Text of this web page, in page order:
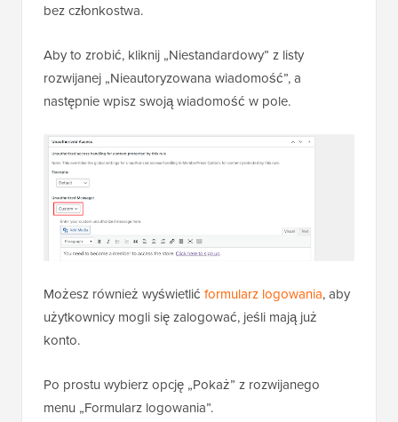
bez członkostwa.
Aby to zrobić, kliknij „Niestandardowy” z listy
rozwijanej „Nieautoryzowana wiadomość”, a
następnie wpisz swoją wiadomość w pole.
Możesz również wyświetlić formularz logowania, aby
użytkownicy mogli się zalogować, jeśli mają już
konto.
Po prostu wybierz opcję „Pokaż” z rozwijanego
menu „Formularz logowania”.